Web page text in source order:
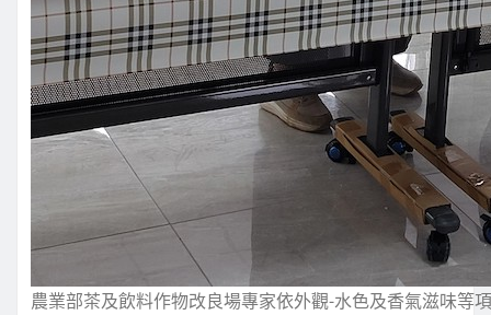
農業部茶及飲料作物改良場專家依外觀-水色及香氣滋味等